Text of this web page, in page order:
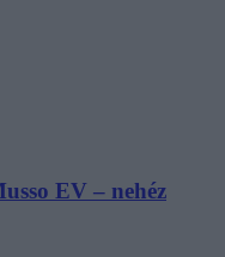
EV – nehéz